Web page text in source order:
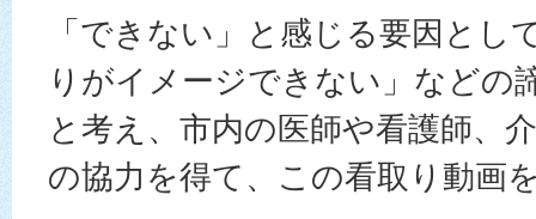
「できない」と感じる要因とし
りがイメージできない」などの
と考え、市内の医師や看護師、
の協力を得て、この看取り動画